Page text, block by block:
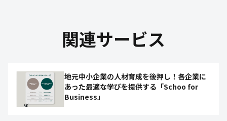
関連サービス
地元中小企業の人材育成を後押し！各企業に
あった最適な学びを提供する「Schoo for
Business」